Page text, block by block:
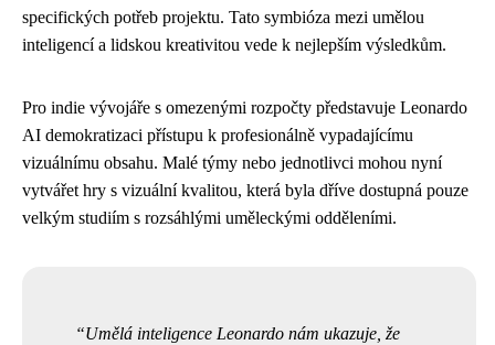
specifických potřeb projektu. Tato symbióza mezi umělou
inteligencí a lidskou kreativitou vede k nejlepším výsledkům.
Pro indie vývojáře s omezenými rozpočty představuje Leonardo
AI demokratizaci přístupu k profesionálně vypadajícímu
vizuálnímu obsahu. Malé týmy nebo jednotlivci mohou nyní
vytvářet hry s vizuální kvalitou, která byla dříve dostupná pouze
velkým studiím s rozsáhlými uměleckými odděleními.
Umělá inteligence Leonardo nám ukazuje, že